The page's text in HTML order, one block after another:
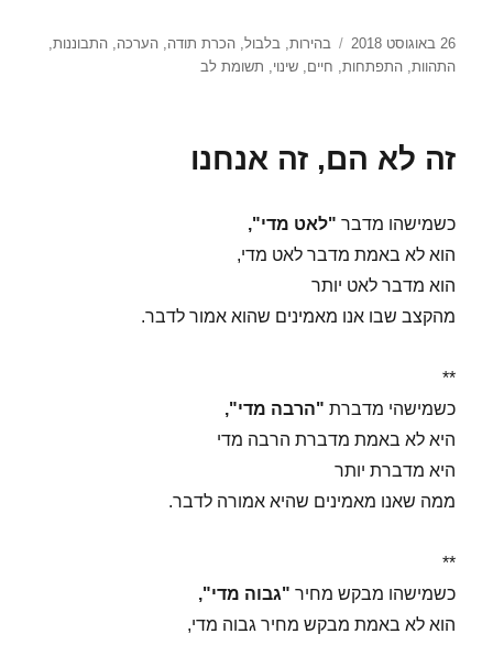
פורסם
בתאריך
26 באוגוסט 2018 תגיות
בהירות,בלבול,הכרת תודה,הערכה,התבוננות,
התהוות,התפתחות, חיים,שינוי, תשומת לב
זה לא הם, זה אנחנו
כשמישהו מדבר "לאט מדי",
הוא לא באמת מדבר לאט מדי,
הוא מדבר לאט יותר
מהקצב שבו אנו מאמינים שהוא אמור לדבר.
**
כשמישהי מדברת "הרבה מדי",
היא לא באמת מדברת הרבה מדי
היא מדברת יותר
ממה שאנו מאמינים שהיא אמורה לדבר.
**
כשמישהו מבקש מחיר "גבוה מדי",
הוא לא באמת מבקש מחיר גבוה מדי,